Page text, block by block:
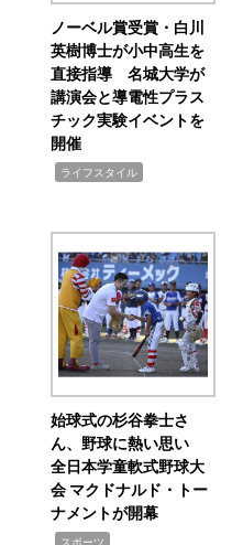
ノーベル賞受賞・白川
英樹博士が小中高生を
直接指導 名城大学が
講演会と導電性プラス
チック実験イベントを
開催
ライフスタイル
始球式の杉谷拳士さ
ん、野球に熱い思い
全日本学童軟式野球大
会 マクドナルド・トー
ナメントが開幕
スポーツ